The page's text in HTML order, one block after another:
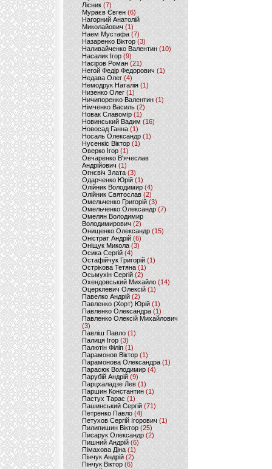
Лісник (7)
Мураєв Євген(6)
Нагорний Анатолій
Миколайович (1)
Наем Мустафа (7)
Назаренко Віктор (3)
Наливайченко Валентин (10)
Насалик Ігор(9)
Насіров Роман (21)
Негой Федір Федорович(1)
Недава Олег(4)
Немодрук Наталія(1)
Низенко Олег (1)
Ничипоренко Валентин (1)
Німченко Василь (2)
Новак Славомір (1)
Новинський Вадим (16)
Новосад Ганна (1)
Носаль Олександр (1)
Нусенкіс Віктор (1)
Оверко Ігор (1)
Овчаренко В'ячеслав
Андрійович(1)
Огнєвіч Злата (3)
Одарченко Юрій(1)
Олійник Володимир (4)
Олійник Святослав (2)
Омельченко Григорій (3)
Омельченко Олександр(7)
Омелян Володимир
Володимирович (2)
Онищенко Олександр (15)
Оністрат Андрій (6)
Оніщук Микола (3)
Осика Сергій(4)
Остафійчук Григорій(1)
Острікова Тетяна (1)
Осьмухін Сергій (2)
Охендовський Михайло (14)
Оцерклевич Олексій (1)
Павелко Андрій (2)
Павленко (Хорт) Юрій (1)
Павленко Олександра (1)
Павленко Олексій Михайлович
(3)
Павліш Павло(1)
Палиця Ігор (3)
Палютін Філіп(1)
Парамонов Віктор (1)
Парамонова Олександра(1)
Парасюк Володимир(4)
Парубій Андрій (9)
Парцхаладзе Лев (1)
Паршин Константин(1)
Пастух Тарас (1)
Пашинський Сергій (71)
Петренко Павло (4)
Петухов Сергій Ігорович (1)
Пилипишин Віктор(25)
Писарук Олександр(2)
Пишний Андрій (6)
Пімахова Діна(1)
Пінчук Андрій(2)
Пінчук Віктор (6)